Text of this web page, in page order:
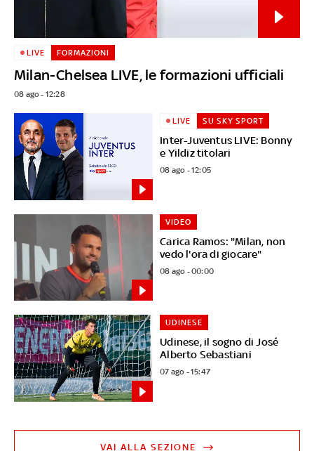
Milan-Chelsea LIVE, le formazioni ufficiali
LIVE FORMAZIONI
08 ago - 12:28
Inter-Juventus LIVE: Bonny
e Yildiz titolari
LIVE SU SKY SPORT
08 ago - 12:05
Carica Ramos: "Milan, non
vedo l'ora di giocare"
VIDEO
08 ago - 00:00
Udinese, il sogno di José
Alberto Sebastiani
UDINESE
07 ago - 15:47
VAI ALLA SEZIONE